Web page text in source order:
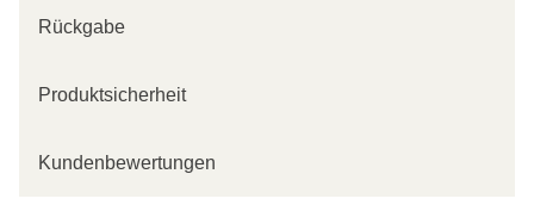
Rückgabe
Produktsicherheit
Kundenbewertungen